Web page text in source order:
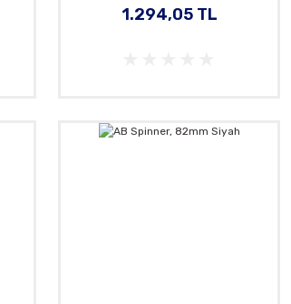
1.294,05 TL